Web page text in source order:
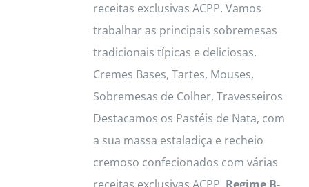
receitas exclusivas ACPP. Vamos
trabalhar as principais sobremesas
tradicionais típicas e deliciosas.
Cremes Bases, Tartes, Mouses,
Sobremesas de Colher, Travesseiros
Destacamos os Pastéis de Nata, com
a sua massa estaladiça e recheio
cremoso confecionados com várias